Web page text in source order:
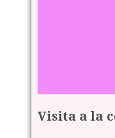
Visita a la